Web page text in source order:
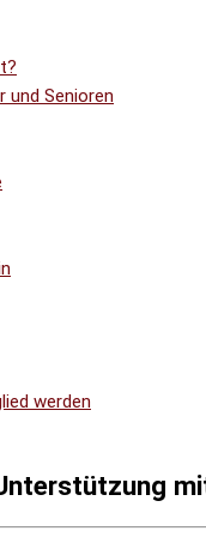
und Senioren
werden